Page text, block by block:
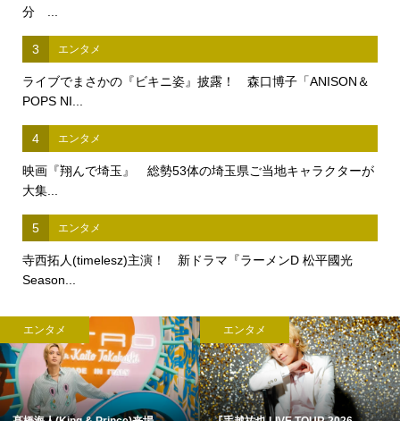
分 ...
3 エンタメ
ライブでまさかの『ビキニ姿』披露！ 森口博子「ANISON＆
POPS NI...
4 エンタメ
映画『翔んで埼玉』 総勢53体の埼玉県ご当地キャラクターが
大集...
5 エンタメ
寺西拓人(timelesz)主演！ 新ドラマ『ラーメンD 松平國光
Season...
エンタメ エンタメ